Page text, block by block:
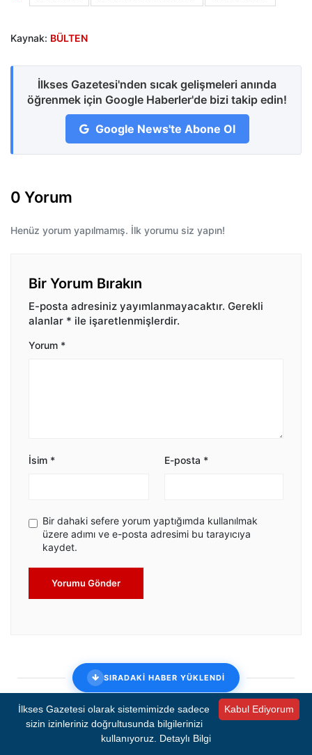
Kaynak: BÜLTEN
İlkses Gazetesi'nden sıcak gelişmeleri anında
öğrenmek için Google Haberler'de bizi takip edin!
Google News'te Abone Ol
0 Yorum
Henüz yorum yapılmamış. İlk yorumu siz yapın!
Bir Yorum Bırakın
E-posta adresiniz yayımlanmayacaktır. Gerekli
alanlar * ile işaretlenmişlerdir.
Yorum *
İsim * E-posta *
Bir dahaki sefere yorum yaptığımda kullanılmak
üzere adımı ve e-posta adresimi bu tarayıcıya
kaydet.
Yorumu Gönder
SIRADAKİ HABER YÜKLENDİ
Meslek Fabrikası'nda 9'uncu gün:
Nöbet devam ediyor
Kabul Ediyorum
İlkses Gazetesi olarak sistemimizde sadece
sizin izinleriniz doğrultusunda bilgilerinizi
kullanıyoruz. Detaylı Bilgi